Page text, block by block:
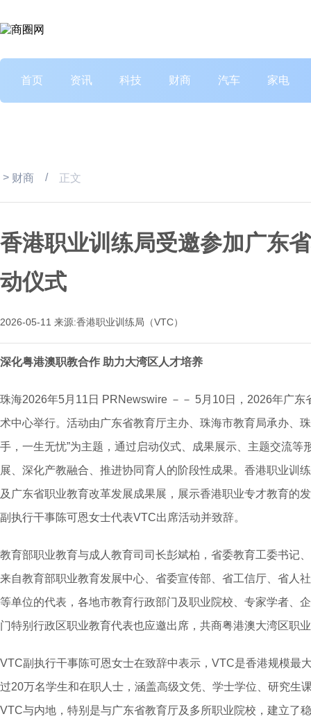
首页 资讯 科技 财商 汽车 家电
> 财商 / 正文
香港职业训练局受邀参加广东
动仪式
2026-05-11 来源:香港职业训练局（VTC）
深化粤港澳职教合作 助力大湾区人才培养
珠海2026年5月11日 PRNewswire －－ 5月10日，2026年广
术中心举行。活动由广东省教育厅主办、珠海市教育局承办、
手，一生无忧”为主题，通过启动仪式、成果展示、主题交流
展、深化产教融合、推进协同育人的阶段性成果。香港职业训
及广东省职业教育改革发展成果展，展示香港职业专才教育的
副执行干事陈可恩女士代表VTC出席活动并致辞。
教育部职业教育与成人教育司司长彭斌柏，省委教育工委书记
来自教育部职业教育发展中心、省委宣传部、省工信厅、省人
等单位的代表，各地市教育行政部门及职业院校、专家学者、
门特别行政区职业教育代表也应邀出席，共商粤港澳大湾区职
VTC副执行干事陈可恩女士在致辞中表示，VTC是香港规模最
过20万名学生和在职人士，涵盖高级文凭、学士学位、研究生
VTC与内地，特别是与广东省教育厅及多所职业院校，建立了